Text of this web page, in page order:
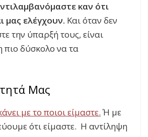
καν ότι
μας ελέγχουν. Και όταν δεν
την ύπαρξή τους, είναι
πιο δύσκολο να τα
Μας
με το ποιοι είμαστε.Ή με
ότι είμαστε. Η αντίληψη